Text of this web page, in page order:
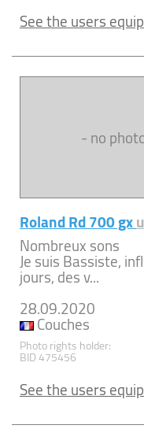
See the users
- no
Roland Rd 700 gx
Nombreux sons
Je suis Bassiste,
jours, des v...
28.09.2020
Couches
Photo rights holder:
BID 475456
See the users